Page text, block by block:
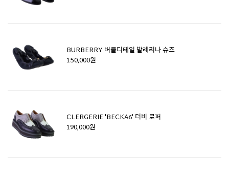
BURBERRY 버클디테일 발레리나 슈즈
150,000원
CLERGERIE 'BECKA6' 더비 로퍼
190,000원